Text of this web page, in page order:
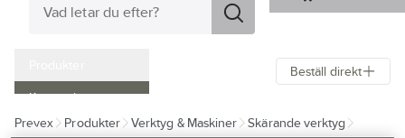
Kampanjer
Outlet
Beställ direkt
Prevex Produkter Verktyg & Maskiner
Skärande verktyg